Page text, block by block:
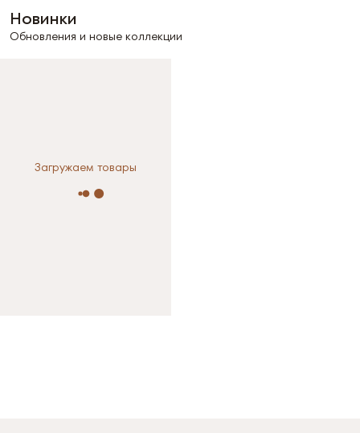
Новинки
Обновления и новые коллекции
Загружаем товары